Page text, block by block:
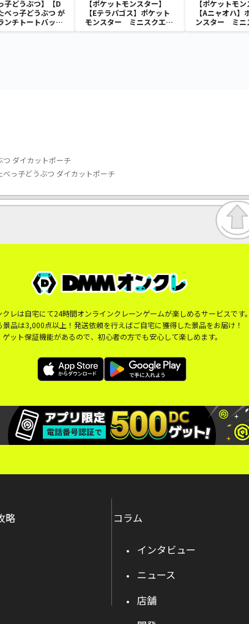
子どうぶつ】【D
べっ子どうぶつ が
ンチトートバッグ
【ポケットモンスター】
【Eテラパゴス】ポケット
モンスター ミニスクエア
ポーチ
【ポケットモ
【Aニャオハ】
ンスター ミニ
ーチ
つ ダイカットポーチ
べっ子どうぶつ ダイカットポーチ
クレは自宅にて24時間オンラインクレーンゲームが楽しめるサービスです
景品は3,000点以上！発送依頼を行えばご自宅に獲得した景品をお届け！
ゲット保証機能があるので、初心者の方でも安心して楽しめます。
略 コラム
インタビュー
ニュース
店舗